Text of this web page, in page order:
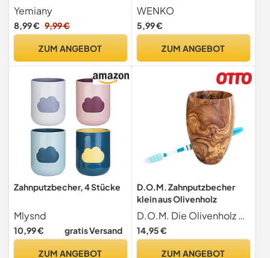
Kunststoff, Robuste
Sturzsichere
Yemiany
8,99 € 9,99 €
ZUM ANGEBOT
Aufbewahrung von
Zahnbürsten & Zahnpasta,
aus hochwertigem,
BPA-frei, 7,5 x 10,5 x 7,5
Optik in Grau/Transparent
WENKO
5,99 €
ZUM ANGEBOT
Zahnputzbecher, 4 Stücke
Mlysnd
10,99 € gratis Versand
ZUM ANGEBOT
D.O.M. Zahnputzbecher
klein aus Olivenholz
D.O.M. Die Olivenholz Manufaktur
14,95 €
ZUM ANGEBOT